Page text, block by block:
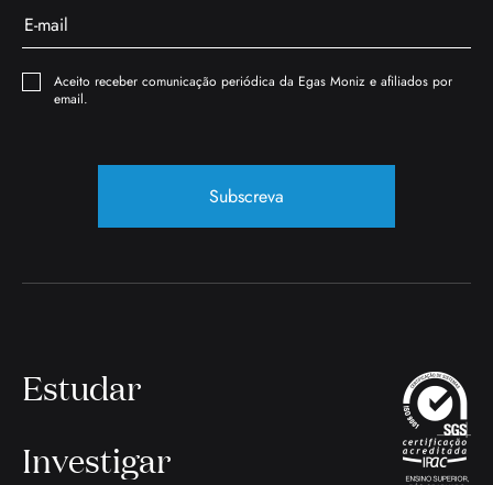
Aceito receber comunicação periódica da Egas Moniz e afiliados por
email.
Subscreva
Estudar
Investigar